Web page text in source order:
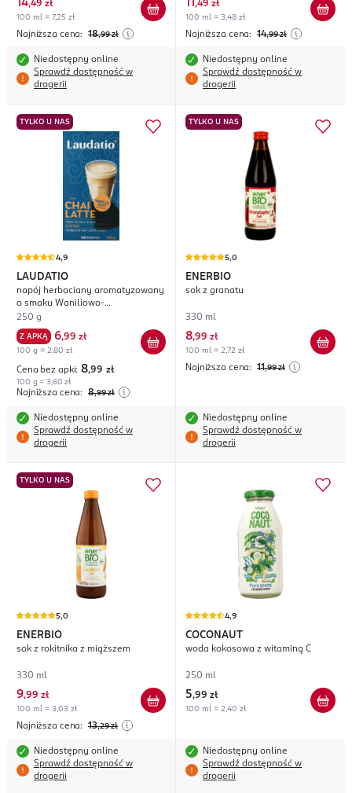
14,49 zł
100 ml = 7,25 zł
Najniższa cena: 18,99 zł
Niedostępny online
Sprawdź dostępność w
drogerii
,49 zł
100 ml = 3,48 zł
Najniższa cena: 14,99 zł
Niedostępny online
Sprawdź dostępność w
drogerii
TYLKO U NAS
4,9
LAUDATIO
napój herbaciany aromatyzowany
o smaku Waniliowo-
Cynamonowym, typu Chai Latte
250 g
Z APKĄ 6,99 zł
100 g = 2,80 zł
Cena bez apki: 8,99 zł
100 g = 3,60 zł
Najniższa cena: 8,99 zł
Niedostępny online
Sprawdź dostępność w
drogerii
TYLKO U NAS
5,0
ENERBIO
sok z granatu
330 ml
8,99 zł
100 ml = 2,72 zł
Najniższa cena: 11,99 zł
Niedostępny online
Sprawdź dostępność w
drogerii
TYLKO U NAS
5,0
ENERBIO
sok z rokitnika z miąższem
330 ml
9,99 zł
100 ml = 3,03 zł
Najniższa cena: 13,29 zł
Niedostępny online
Sprawdź dostępność w
drogerii
4,9
COCONAUT
woda kokosowa z witaminą C
250 ml
5,99 zł
100 ml = 2,40 zł
Niedostępny online
Sprawdź dostępność w
drogerii